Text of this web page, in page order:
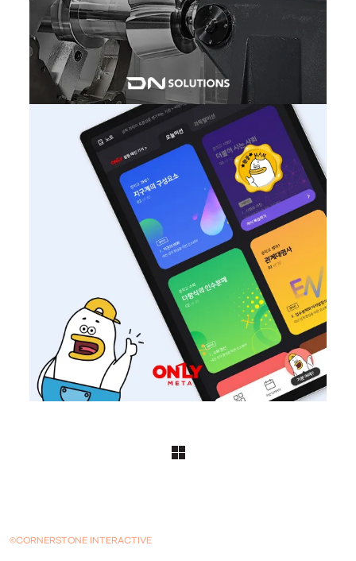
©CORNERSTONE INTERACTIVE